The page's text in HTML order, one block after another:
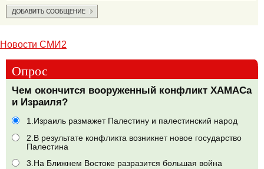
Новости СМИ2
Опрос
Чем окончится вооруженный конфликт ХАМАСа
и Израиля?
1.Израиль размажет Палестину и палестинский народ
2.В результате конфликта возникнет новое государство
Палестина
3.На Ближнем Востоке разразится большая война